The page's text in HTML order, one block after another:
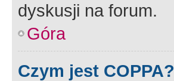
dyskusji na forum.
Góra
Czym jest COPPA?